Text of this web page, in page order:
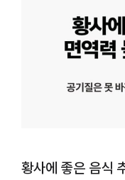
황사에 좋은 음식